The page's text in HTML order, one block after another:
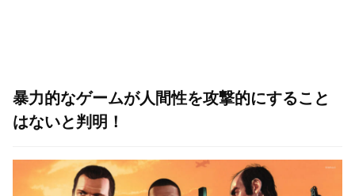
暴力的なゲームが人間性を攻撃的にすること
はないと判明！